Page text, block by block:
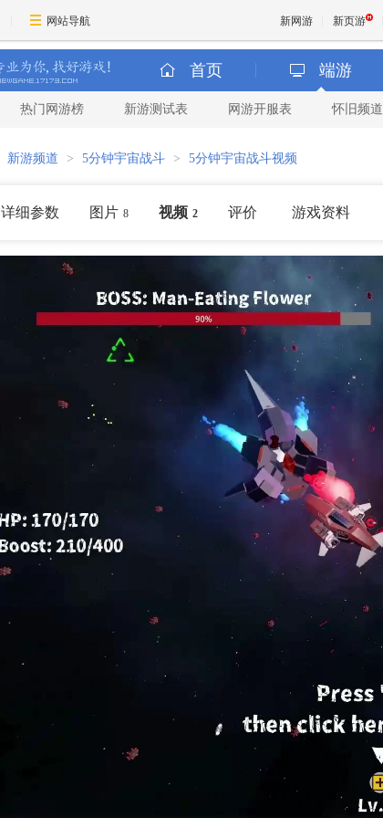
网站导航 新网游 新页游
首页 端游
热门网游榜 新游测试表 网游开服表 怀旧频道
新游频道 > 5分钟宇宙战斗 > 5分钟宇宙战斗视频
详细参数 图片 8 视频 2 评价 游戏资料